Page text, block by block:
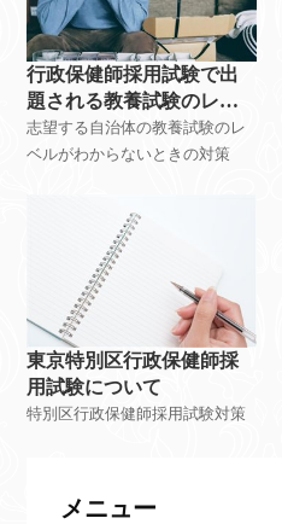
行政保健師採用試験で出
題される教養試験のレベ
ルがわからない時は！？
志望する自治体の教養試験のレ
ベルがわからないときの対策
東京特別区行政保健師採
用試験について
特別区行政保健師採用試験対策
メニュー